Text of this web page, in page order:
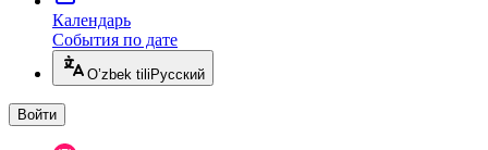
Календарь
События по дате
O’zbek tili Русский
Войти